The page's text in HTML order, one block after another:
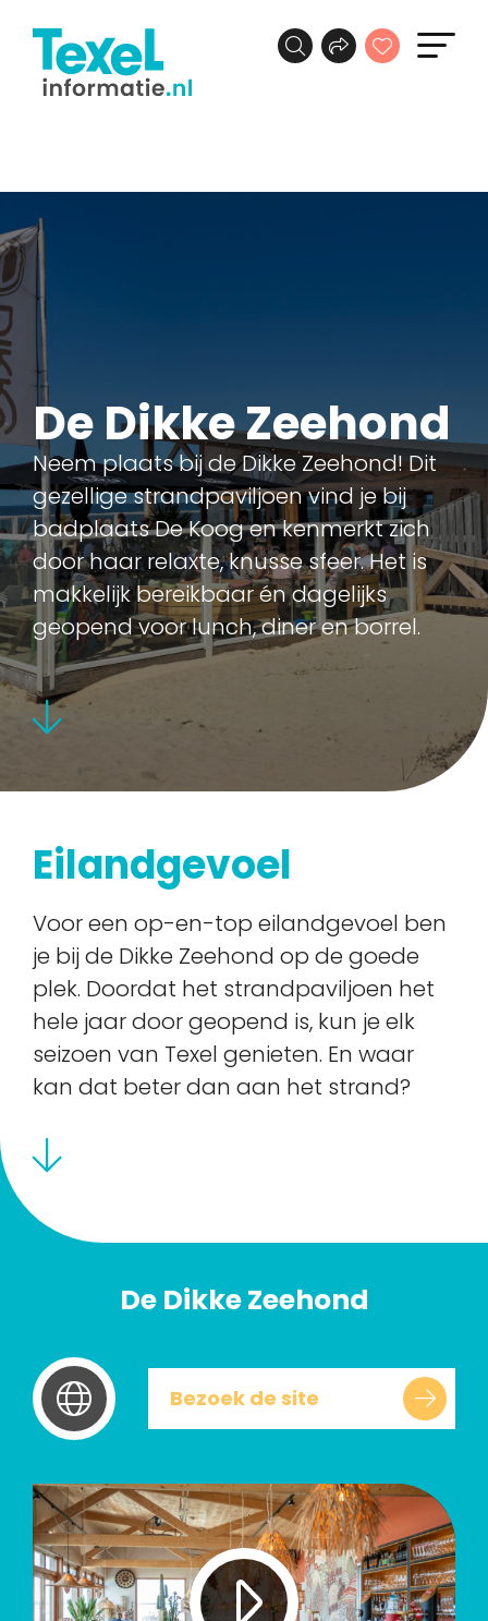
De Dikke Zeehond
Neem plaats bij de Dikke Zeehond! Dit
gezellige strandpaviljoen vind je bij
badplaats De Koog en kenmerkt zich
door haar relaxte, knusse sfeer. Het is
makkelijk bereikbaar én dagelijks
geopend voor lunch, diner en borrel.
Eilandgevoel
Voor een op-en-top eilandgevoel ben
je bij de Dikke Zeehond op de goede
plek. Doordat het strandpaviljoen het
hele jaar door geopend is, kun je elk
seizoen van Texel genieten. En waar
kan dat beter dan aan het strand?
De Dikke Zeehond
Bezoek de site